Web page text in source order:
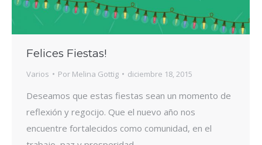
Felices Fiestas!
Varios Por Melina Gottig diciembre 18, 2015
Deseamos que estas fiestas sean un momento de
reflexión y regocijo. Que el nuevo año nos
encuentre fortalecidos como comunidad, en el